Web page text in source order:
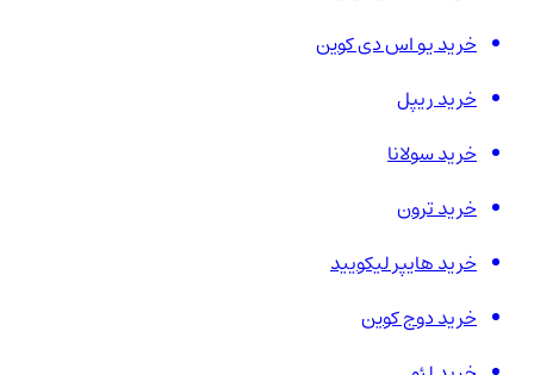
خرید یو اس دی کوین
خرید ریپل
خرید سولانا
خرید ترون
خرید هایپر لیکویید
خرید دوج کوین